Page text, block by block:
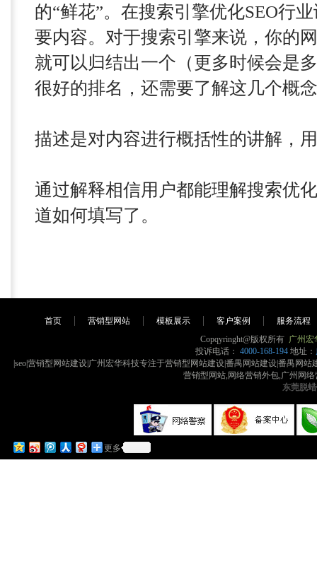
的“鲜花”。在搜索引擎优化SEO行
要内容。对于搜索引擎来说，你的
就可以归结出一个（更多时候会是
很好的排名，还需要了解这几个概
描述是对内容进行概括性的讲解，
通过解释相信用户都能理解搜索优
道如何填写了。
首页 营销型网站 模板展示 客户案例
服务流程
Copqyringht@版权所有 广州宏
投诉电话： 4000-168-194 地址：
|seo|营销型网站建设|广州宏华科技专注于营销型网站建设|番禺网站建设|番禺网
营销型网站,网络营销外包,广州网
东莞脱
更多